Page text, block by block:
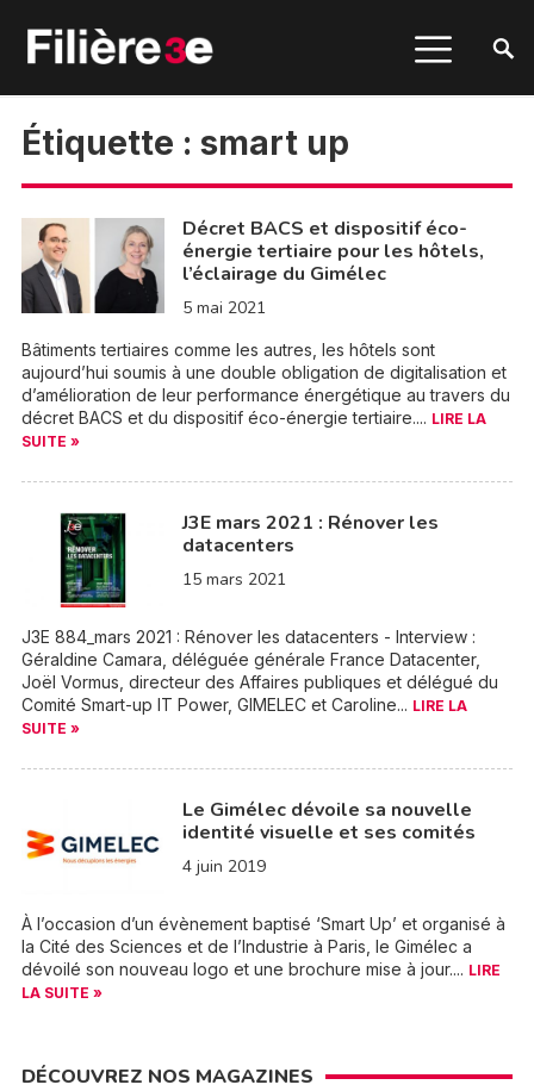
Étiquette : smart up
Décret BACS et dispositif éco-
énergie tertiaire pour les hôtels,
l’éclairage du Gimélec
5 mai 2021
Bâtiments tertiaires comme les autres, les hôtels sont
aujourd’hui soumis à une double obligation de digitalisation et
d’amélioration de leur performance énergétique au travers du
décret BACS et du dispositif éco-énergie tertiaire.... LIRE LA
SUITE »
J3E mars 2021 : Rénover les
datacenters
15 mars 2021
J3E 884_mars 2021 : Rénover les datacenters - Interview :
Géraldine Camara, déléguée générale France Datacenter,
Joël Vormus, directeur des Affaires publiques et délégué du
Comité Smart-up IT Power, GIMELEC et Caroline... LIRE LA
SUITE »
Le Gimélec dévoile sa nouvelle
identité visuelle et ses comités
4 juin 2019
À l’occasion d’un évènement baptisé ‘Smart Up’ et organisé à
la Cité des Sciences et de l’Industrie à Paris, le Gimélec a
dévoilé son nouveau logo et une brochure mise à jour.... LIRE
LA SUITE »
DÉCOUVREZ NOS MAGAZINES